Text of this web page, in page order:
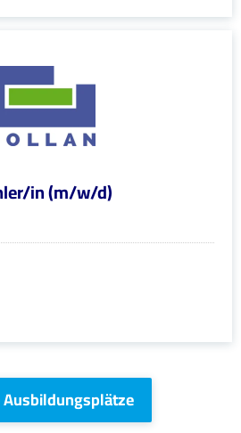
in (m/w/d)
Ausbildungsplätze